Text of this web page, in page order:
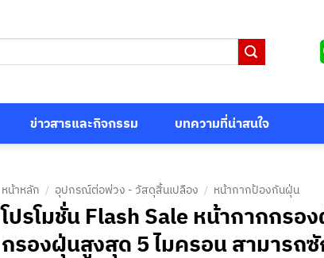
ข่าวสารและกิจกรรม บทความที่น่าสนใจ
หน้าหลัก / อุปกรณ์ต่อพ่วง - วัสดุสิ้นเปลือง / หน้ากากป้องกันฝุ่น
โปรโมชั่น Flash Sale หน้ากากกรอ
กรองฝุ่นสูงสุด 5 ไมครอน สามารถซั